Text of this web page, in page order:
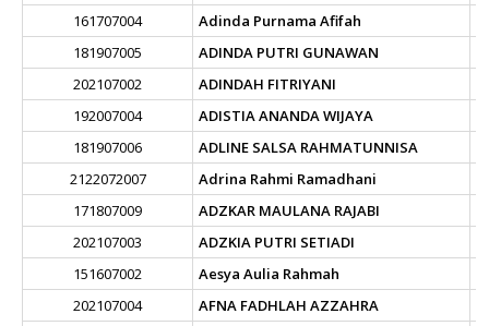
161707004
Adinda Purnama Afifah
181907005
ADINDA PUTRI GUNAWAN
202107002
ADINDAH FITRIYANI
192007004
ADISTIA ANANDA WIJAYA
181907006
ADLINE SALSA RAHMATUNNISA
2122072007
Adrina Rahmi Ramadhani
171807009
ADZKAR MAULANA RAJABI
202107003
ADZKIA PUTRI SETIADI
151607002
Aesya Aulia Rahmah
202107004
AFNA FADHLAH AZZAHRA